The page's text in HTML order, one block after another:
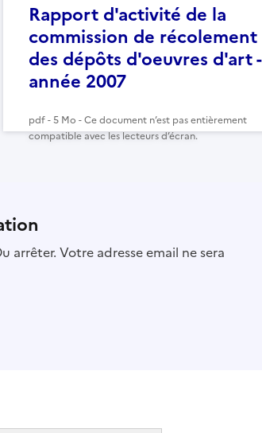
Rapport d'activité de la
commission de récolement
des dépôts d'oeuvres d'art -
année 2007
pdf - 5 Mo - Ce document n’est pas entièrement
compatible avec les lecteurs d’écran.
arrêter. Votre adresse email ne sera